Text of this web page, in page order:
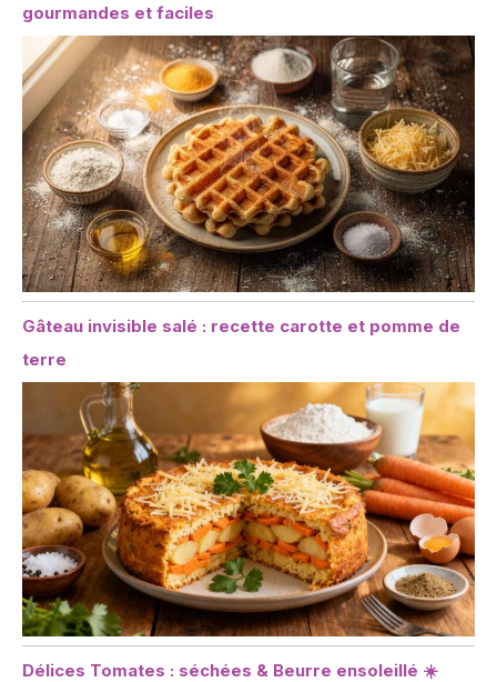
gourmandes et faciles
Gâteau invisible salé : recette carotte et pomme de
terre
Délices Tomates : séchées & Beurre ensoleillé ☀️